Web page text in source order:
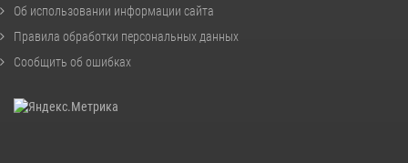
Об использовании информации сайта
Правила обработки персональных данных
Сообщить об ошибках